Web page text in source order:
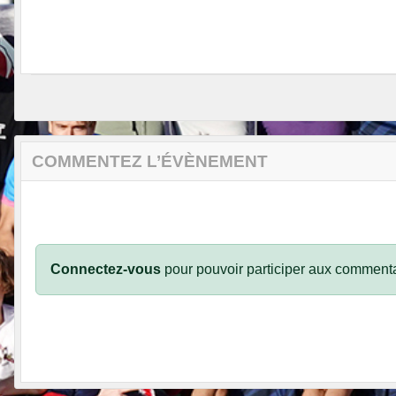
COMMENTEZ L’ÉVÈNEMENT
Connectez-vous pour pouvoir participer aux